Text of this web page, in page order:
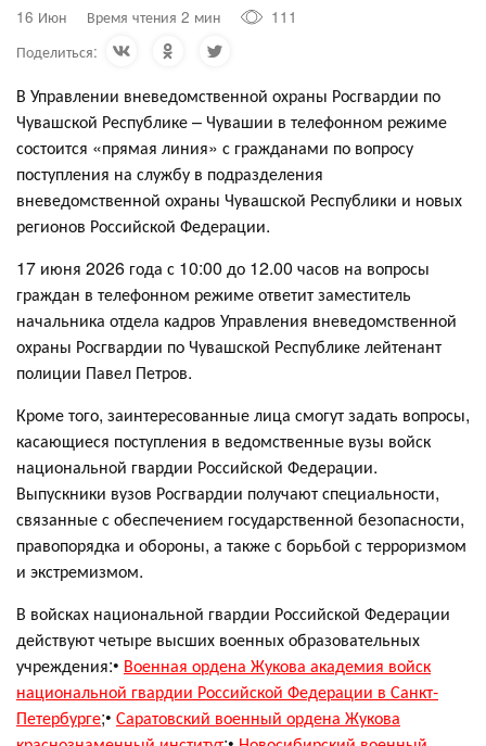
16 Июн Время чтения 2 мин
111
Поделиться:
В Управлении вневедомственной охраны Росгвардии по
Чувашской Республике – Чувашии в телефонном режиме
состоится «прямая линия» с гражданами по вопросу
поступления на службу в подразделения
вневедомственной охраны Чувашской Республики и новых
регионов Российской Федерации.
17 июня 2026 года с 10:00 до 12.00 часов на вопросы
граждан в телефонном режиме ответит заместитель
начальника отдела кадров Управления вневедомственной
охраны Росгвардии по Чувашской Республике лейтенант
полиции Павел Петров.
Кроме того, заинтересованные лица смогут задать вопросы,
касающиеся поступления в ведомственные вузы войск
национальной гвардии Российской Федерации.
Выпускники вузов Росгвардии получают специальности,
связанные с обеспечением государственной безопасности,
правопорядка и обороны, а также с борьбой с терроризмом
и экстремизмом.
В войсках национальной гвардии Российской Федерации
действуют четыре высших военных образовательных
учреждения:• Военная ордена Жукова академия войск
национальной гвардии Российской Федерации в Санкт-
Петербурге;• Саратовский военный ордена Жукова